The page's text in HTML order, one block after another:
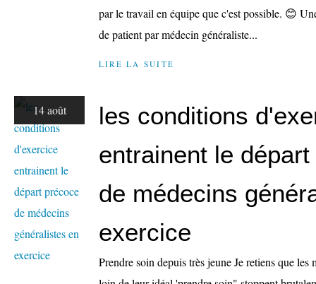
par le travail en équipe que c'est possible. 😊
de patient par médecin généraliste...
LIRE LA SUITE
14 août
les conditions
entrainent le
de médecins
exercice
Prendre soin depuis très jeune Je retiens que les